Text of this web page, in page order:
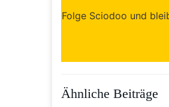
Folge Sciodoo und
Ähnliche Beiträge